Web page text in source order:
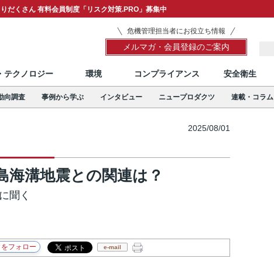
だくさん 有料会員制度「リスク対策.PRO」募集中
危機管理担当者にお役立ち情報
メルマガ・会員登録のご案内
テクノロジー 環境 コンプライアンス 安全衛生
向調査 事例から学ぶ インタビュー ニュープロダクツ 連載・コラム
2025/08/01
海溝地震との関連は？
聞く
e-mail